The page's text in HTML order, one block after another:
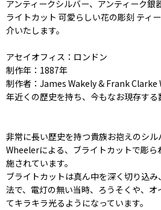
アンティークシルバー、アンティーク
ライトカット 可愛らしい花の彫刻 ティ
介いたします。
アセイオフィス：ロンドン
制作年：1887年
制作者：James Wakely & Frank Clarke
年近くの歴史を持ち、今もなお現存す
非常に長い歴史を持つ貴族お抱えのシ
Wheelerによる、ブライトカットで彫
施されています。
ブライトカットは真ん中を深く切り込
法で、電灯の無い当時、ろうそくや、
てキラキラ光るようになっています。